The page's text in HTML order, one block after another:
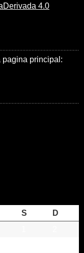
4.0
pagina principal:
S
D